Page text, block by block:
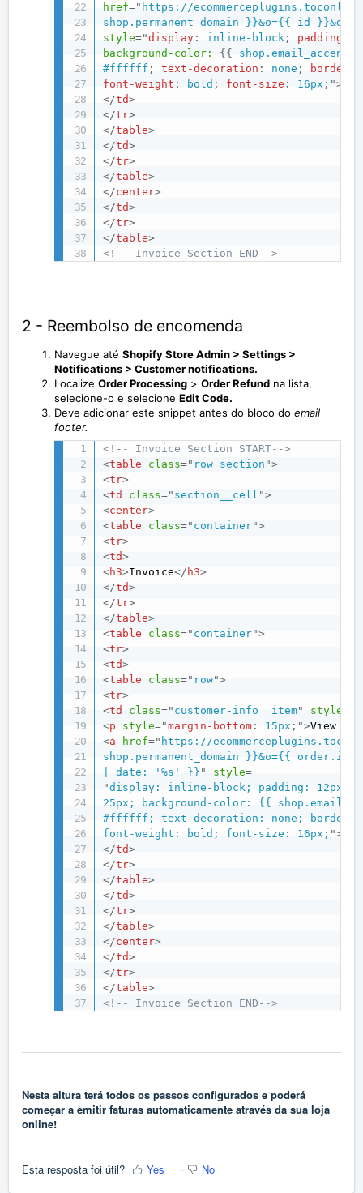
href=" https://
shop.permanent_domain }}&o={{ id
style="display : inline-block ; padding
background-color:
{ {
#ffffff ; text-decoration : none ;
border-
font-weight : bold ; font-size : 16px ; ">
</td>
</tr>
</table>
</td>
</tr>
</table>
</center>
</td>
</tr>
</table>
<!-- Invoice Section END-->
2 - Reembolso de encomenda
Navegue até Shopify Store Admin > Settings >
Notifications > Customer notifications.
Localize Order Processing > OrderRefund na lista,
selecione-o e selecione Edit Code.
Deve adicionar este snippet antes do bloco do email
footer.
<!-- Invoice Section START-->
<table class=" row section ">
<tr>
<td class=" section__cell ">
<center>
<table class=" container">
<tr>
<td>
<h3>Invoice</ h3>
</td>
</tr>
</table>
<table class=" container">
<tr>
<td>
<table class=" row">
<tr>
<td class=" customer-info__item" style
<p style="margin-bottom : 15px ; ">View
<a href=" https://
shop.permanent_domain }}&o={{
| date: '%s' }} " style=
"display: inline-block; padding: 12px
25px; background-color: {{
#ffffff; text-decoration: none; border-
font-weight: bold; font-size: 16px; ">
</td>
</tr>
</table>
</td>
</tr>
</table>
</center>
</td>
</tr>
</table>
<!-- Invoice Section END-->
Nesta altura terá todos os passos configurados e poderá
começar a emitir faturas automaticamente através da sua loja
online!
Esta resposta foi útil? Yes No